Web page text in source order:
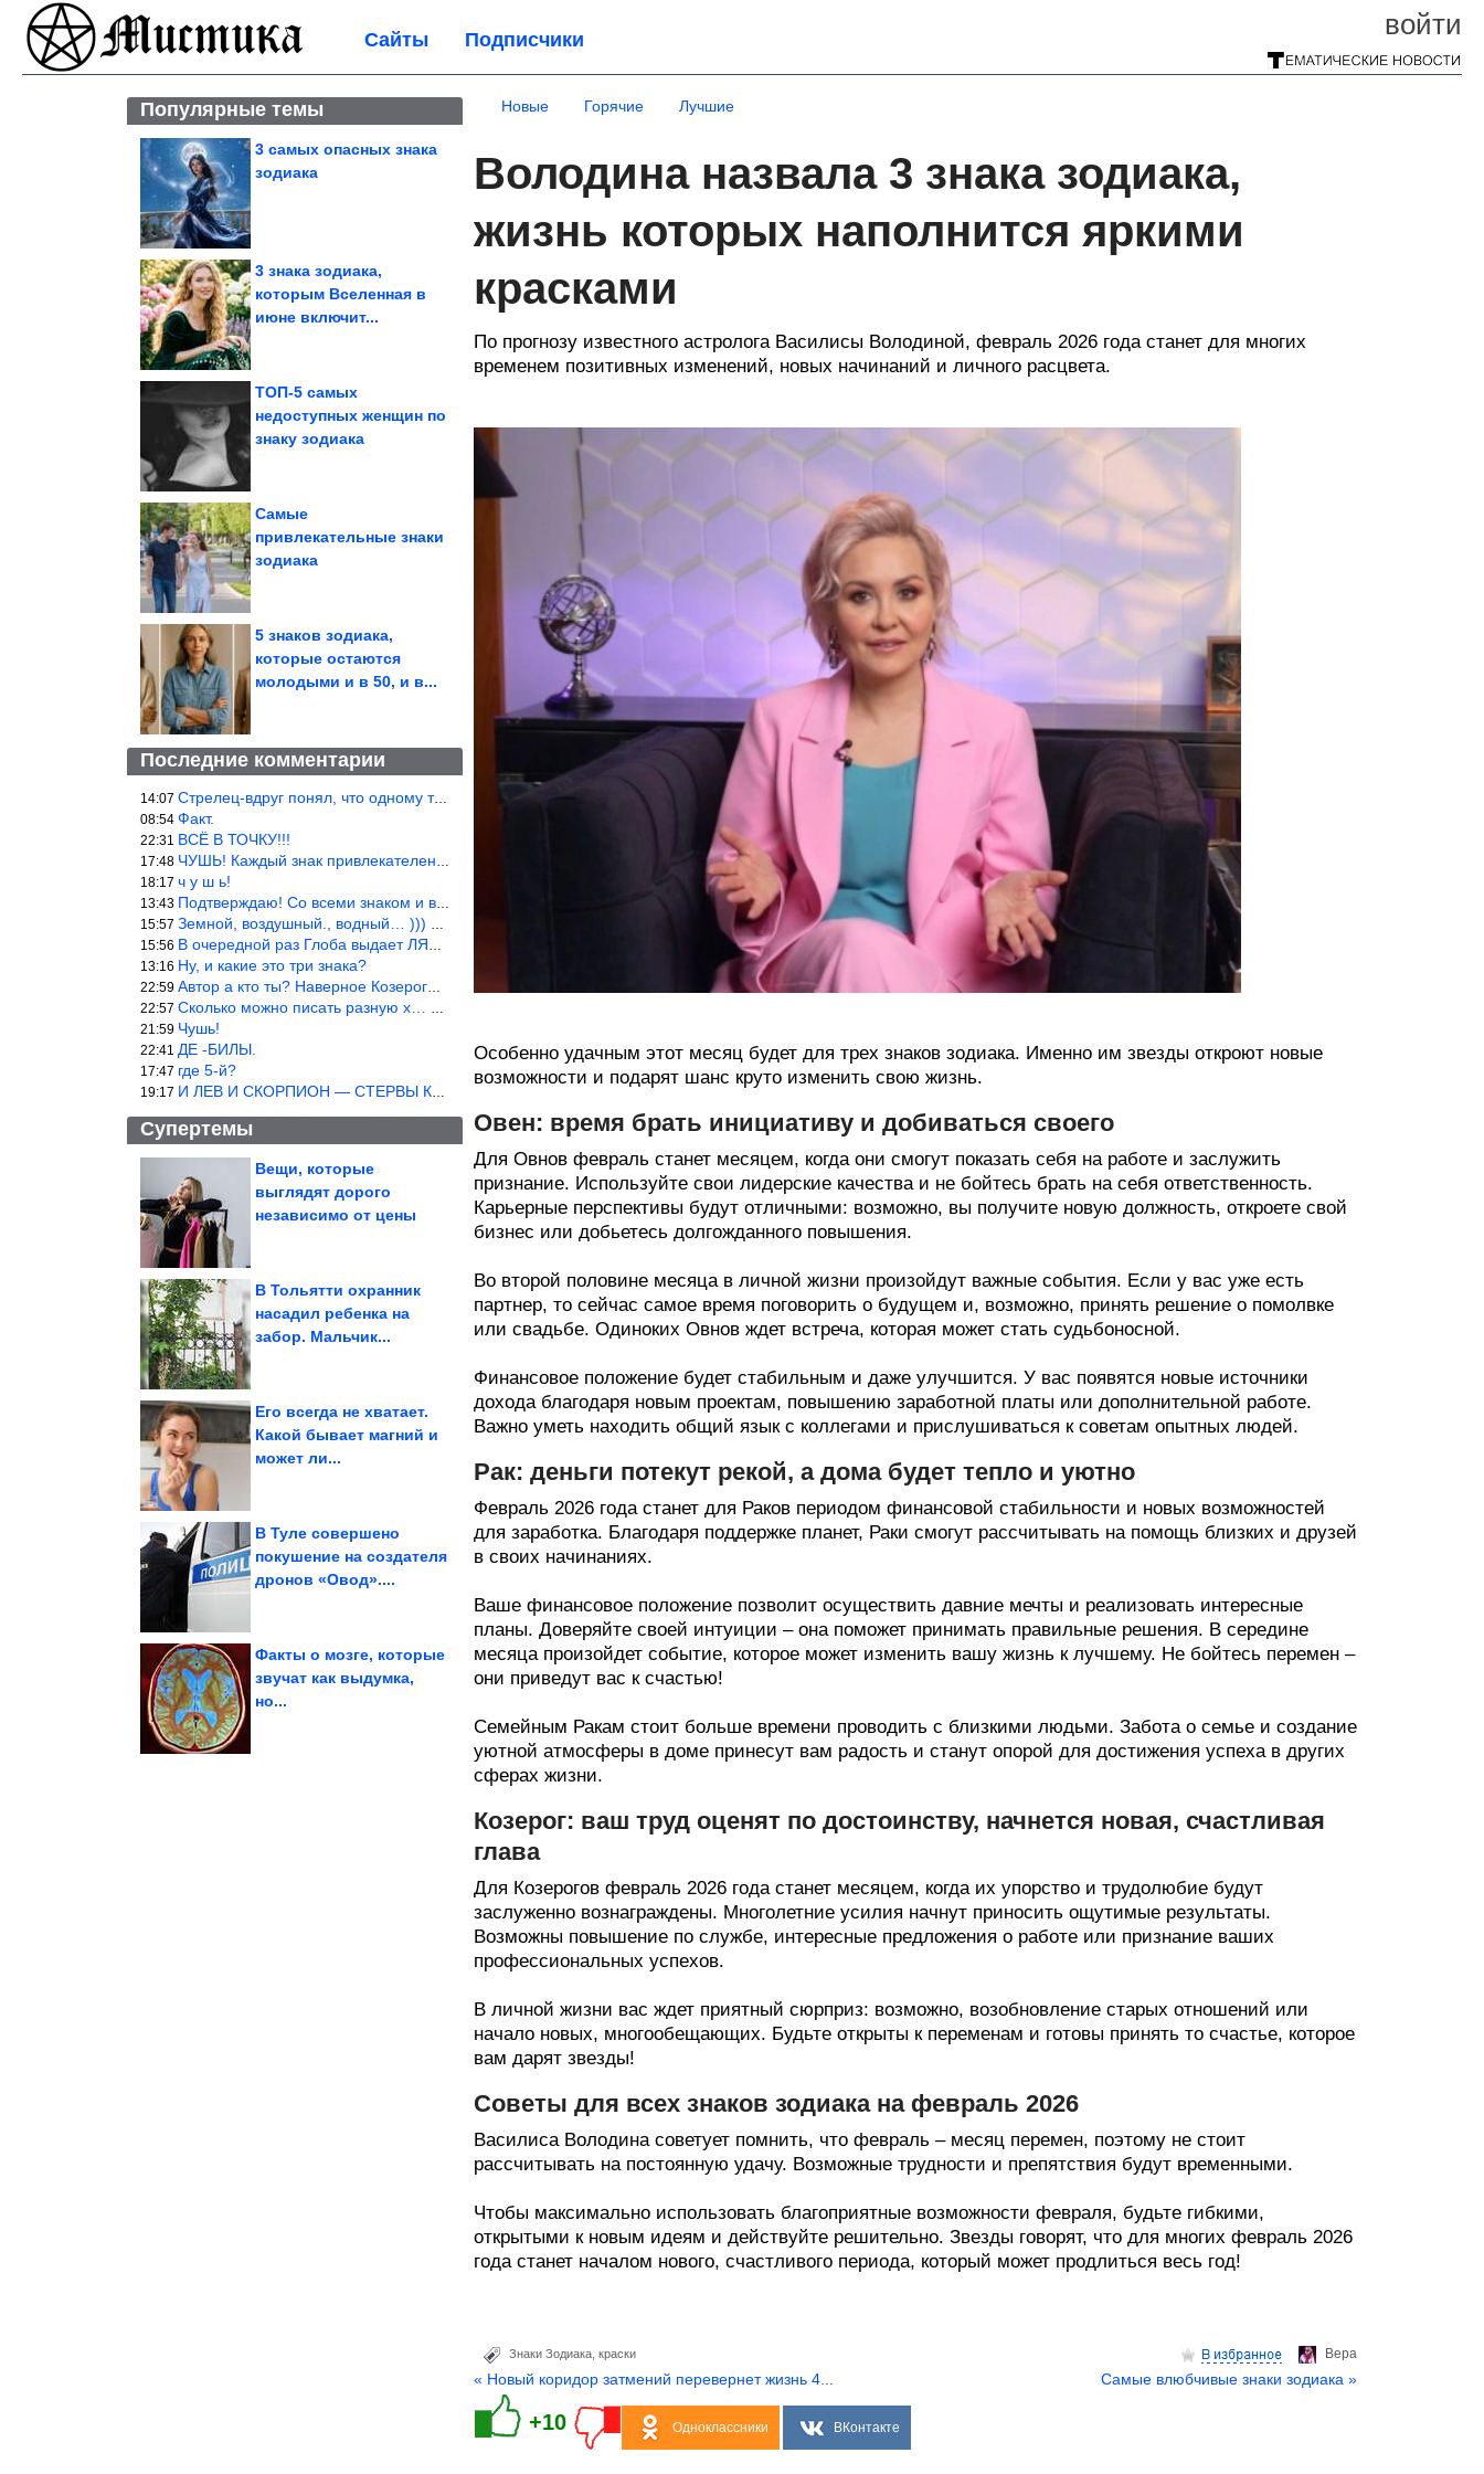
войти
Сайты Подписчики
Популярные темы
3 самых опасных знака
зодиака
3 знака зодиака,
которым Вселенная в
июне включит...
ТОП-5 самых
недоступных женщин по
знаку зодиака
Самые
привлекательные знаки
зодиака
5 знаков зодиака,
которые остаются
молодыми и в 50, и в...
Последние комментарии
14:07 Стрелец-вдруг понял, что одному то и жить легче.
08:54 Факт.
22:31 ВСЁ В ТОЧКУ!!!
17:48 ЧУШЬ! Каждый знак привлекателен! И среди Весов, Близнецов встреч
18:17 ч у ш ь!
13:43 Подтверждаю! Со всеми знаком и все одиноки и Я )))
15:57 Земной, воздушный., водный… ))) выбери сам трех из 9 )))
15:56 В очередной раз Глоба выдает ЛЯП! А корректоры, редакторы пропус
13:16 Ну, и какие это три знака?
22:59 Автор а кто ты? Наверное Козерог… Рога жена Рыба наставила ))
22:57 Сколько можно писать разную х… йню? Автор что то обкурился?
21:59 Чушь!
22:41 ДЕ -БИЛЫ.
17:47 где 5-й?
19:17 И ЛЕВ И СКОРПИОН — СТЕРВЫ КАКИХ ЕЩЕ ПОИСКАТЬ НАДО
Супертемы
Дома с необычным
каждая деталь...
Вещи, которые
выглядят дорого
независимо от цены
В Тольятти охранник
насадил ребенка на
забор. Мальчик...
Его всегда не хватает.
Какой бывает магний и
может ли...
Odle — жемчужина
В Туле совершено
покушение на создателя
дронов «Овод»....
офицер Абвера
Факты о мозге, которые
звучат как выдумка,
но...
Новые Горячие Лучшие
Володина назвала 3 знака зодиака,
жизнь которых наполнится яркими
красками
По прогнозу известного астролога Василисы Володиной, февраль 2026 года станет для многих
временем позитивных изменений, новых начинаний и личного расцвета.
Особенно удачным этот месяц будет для трех знаков зодиака. Именно им звезды откроют новые
возможности и подарят шанс круто изменить свою жизнь.
Овен: время брать инициативу и добиваться своего
Для Овнов февраль станет месяцем, когда они смогут показать себя на работе и заслужить
признание. Используйте свои лидерские качества и не бойтесь брать на себя ответственность.
Карьерные перспективы будут отличными: возможно, вы получите новую должность, откроете свой
бизнес или добьетесь долгожданного повышения.
Во второй половине месяца в личной жизни произойдут важные события. Если у вас уже есть
партнер, то сейчас самое время поговорить о будущем и, возможно, принять решение о помолвке
или свадьбе. Одиноких Овнов ждет встреча, которая может стать судьбоносной.
Финансовое положение будет стабильным и даже улучшится. У вас появятся новые источники
дохода благодаря новым проектам, повышению заработной платы или дополнительной работе.
Важно уметь находить общий язык с коллегами и прислушиваться к советам опытных людей.
Рак: деньги потекут рекой, а дома будет тепло и уютно
Февраль 2026 года станет для Раков периодом финансовой стабильности и новых возможностей
для заработка. Благодаря поддержке планет, Раки смогут рассчитывать на помощь близких и друзей
в своих начинаниях.
Ваше финансовое положение позволит осуществить давние мечты и реализовать интересные
планы. Доверяйте своей интуиции – она поможет принимать правильные решения. В середине
месяца произойдет событие, которое может изменить вашу жизнь к лучшему. Не бойтесь перемен –
они приведут вас к счастью!
Семейным Ракам стоит больше времени проводить с близкими людьми. Забота о семье и создание
уютной атмосферы в доме принесут вам радость и станут опорой для достижения успеха в других
сферах жизни.
Козерог: ваш труд оценят по достоинству, начнется новая, счастливая
глава
Для Козерогов февраль 2026 года станет месяцем, когда их упорство и трудолюбие будут
заслуженно вознаграждены. Многолетние усилия начнут приносить ощутимые результаты.
Возможны повышение по службе, интересные предложения о работе или признание ваших
профессиональных успехов.
В личной жизни вас ждет приятный сюрприз: возможно, возобновление старых отношений или
начало новых, многообещающих. Будьте открыты к переменам и готовы принять то счастье, которое
вам дарят звезды!
Советы для всех знаков зодиака на февраль 2026
Василиса Володина советует помнить, что февраль – месяц перемен, поэтому не стоит
рассчитывать на постоянную удачу. Возможные трудности и препятствия будут временными.
Чтобы максимально использовать благоприятные возможности февраля, будьте гибкими,
открытыми к новым идеям и действуйте решительно. Звезды говорят, что для многих февраль 2026
года станет началом нового, счастливого периода, который может продлиться весь год!
Верa
Знаки Зодиака краски
« Новый коридор затмений перевернет жизнь 4... Самые влюбчивые знаки зодиака »
+10 Одноклассники ВКонтакте